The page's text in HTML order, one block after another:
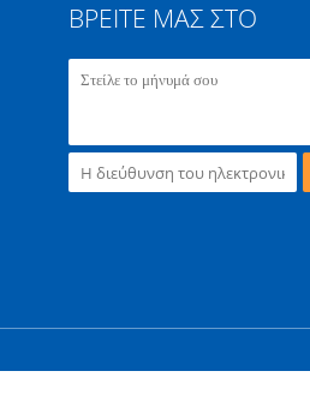
ΒΡΕΊΤΕ ΜΑΣ ΣΤΟ